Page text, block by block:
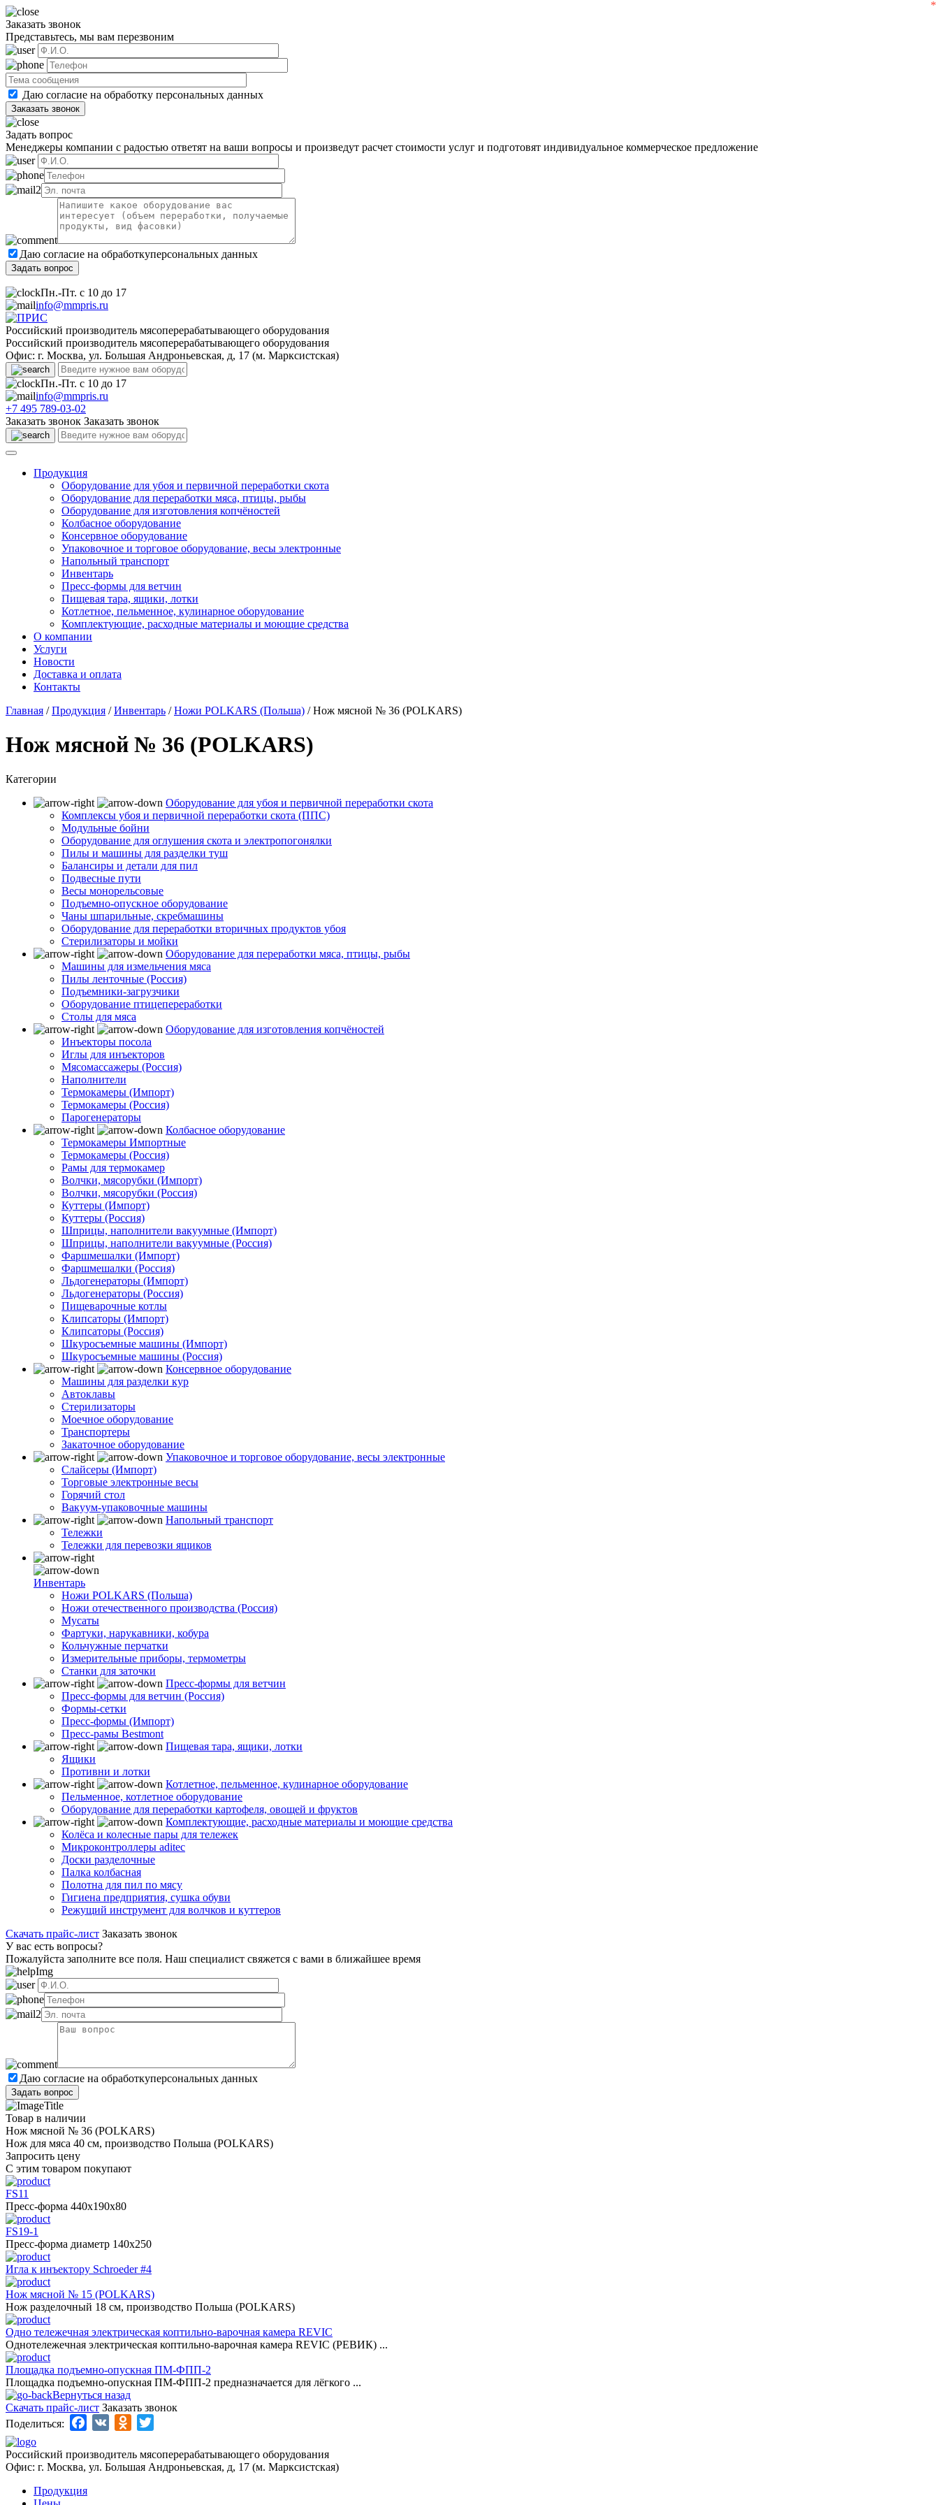
Заказать звонок
Представьтесь, мы вам перезвоним
Даю согласие на обработку персональных данных
Задать вопрос
Менеджеры компании с радостью ответят на ваши вопросы и произведут расчет стоимости услуг и подготовят индивидуальное коммерческое предложение
Даю согласие на обработкуперсональных данных
Пн.-Пт. с 10 до 17
info@mmpris.ru
Российский производитель мясоперерабатывающего оборудования
Российский производитель мясоперерабатывающего оборудования
Офис: г. Москва, ул. Большая Андроньевская, д, 17 (м. Марксистская)
Пн.-Пт. с 10 до 17
info@mmpris.ru
+7 495 789-03-02
Заказать звонок Заказать звонок
Продукция
Оборудование для убоя и первичной переработки скота
Оборудование для переработки мяса, птицы, рыбы
Оборудование для изготовления копчёностей
Колбасное оборудование
Консервное оборудование
Упаковочное и торговое оборудование, весы электронные
Напольный транспорт
Инвентарь
Пресс-формы для ветчин
Пищевая тара, ящики, лотки
Котлетное, пельменное, кулинарное оборудование
Комплектующие, расходные материалы и моющие средства
О компании
Услуги
Новости
Доставка и оплата
Контакты
Главная /Продукция /Инвентарь /Ножи POLKARS (Польша) /Нож мясной № 36 (POLKARS)
Нож мясной № 36 (POLKARS)
Категории
Оборудование для убоя и первичной переработки скота
Комплексы убоя и первичной переработки скота (ППС)
Модульные бойни
Оборудование для оглушения скота и электропогонялки
Пилы и машины для разделки туш
Балансиры и детали для пил
Подвесные пути
Весы монорельсовые
Подъемно-опускное оборудование
Чаны шпарильные, скребмашины
Оборудование для переработки вторичных продуктов убоя
Стерилизаторы и мойки
Оборудование для переработки мяса, птицы, рыбы
Машины для измельчения мяса
Пилы ленточные (Россия)
Подъемники-загрузчики
Оборудование птицепереработки
Столы для мяса
Оборудование для изготовления копчёностей
Инъекторы посола
Иглы для инъекторов
Мясомассажеры (Россия)
Наполнители
Термокамеры (Импорт)
Термокамеры (Россия)
Парогенераторы
Колбасное оборудование
Термокамеры Импортные
Термокамеры (Россия)
Рамы для термокамер
Волчки, мясорубки (Импорт)
Волчки, мясорубки (Россия)
Куттеры (Импорт)
Куттеры (Россия)
Шприцы, наполнители вакуумные (Импорт)
Шприцы, наполнители вакуумные (Россия)
Фаршмешалки (Импорт)
Фаршмешалки (Россия)
Льдогенераторы (Импорт)
Льдогенераторы (Россия)
Пищеварочные котлы
Клипсаторы (Импорт)
Клипсаторы (Россия)
Шкуросъемные машины (Импорт)
Шкуросъемные машины (Россия)
Консервное оборудование
Машины для разделки кур
Автоклавы
Стерилизаторы
Моечное оборудование
Транспортеры
Закаточное оборудование
Упаковочное и торговое оборудование, весы электронные
Слайсеры (Импорт)
Торговые электронные весы
Горячий стол
Вакуум-упаковочные машины
Напольный транспорт
Тележки
Тележки для перевозки ящиков
Инвентарь
Ножи POLKARS (Польша)
Ножи отечественного производства (Россия)
Мусаты
Фартуки, нарукавники, кобура
Кольчужные перчатки
Измерительные приборы, термометры
Станки для заточки
Пресс-формы для ветчин
Пресс-формы для ветчин (Россия)
Формы-сетки
Пресс-формы (Импорт)
Пресс-рамы Bestmont
Пищевая тара, ящики, лотки
Ящики
Противни и лотки
Котлетное, пельменное, кулинарное оборудование
Пельменное, котлетное оборудование
Оборудование для переработки картофеля, овощей и фруктов
Комплектующие, расходные материалы и моющие средства
Колёса и колесные пары для тележек
Микроконтроллеры aditec
Доски разделочные
Палка колбасная
Полотна для пил по мясу
Гигиена предприятия, сушка обуви
Режущий инструмент для волчков и куттеров
Скачать прайс-лист Заказать звонок
У вас есть вопросы?
Пожалуйста заполните все поля. Наш специалист свяжется с вами в ближайшее время
Даю согласие на обработкуперсональных данных
Товар в наличии
Нож мясной № 36 (POLKARS)
Нож для мяса 40 cм, производство Польша (POLKARS)
Запросить цену
С этим товаром покупают
FS11
Пресс-форма 440x190x80
FS19-1
Пресс-форма диаметр 140x250
Игла к инъектору Schroeder #4
Нож мясной № 15 (POLKARS)
Нож разделочный 18 cм, производство Польша (POLKARS)
Одно тележечная электрическая коптильно-варочная камера REVIC
Однотележечная электрическая коптильно-варочная камера REVIC (РЕВИК) ...
Площадка подъемно-опускная ПМ-ФПП-2
Площадка подъемно-опускная ПМ-ФПП-2 предназначается для лёгкого ...
Вернуться назад
Скачать прайс-лист Заказать звонок
Поделиться:
Facebook
VK Odnoklassniki
Российский производитель мясоперерабатывающего оборудования
Офис: г. Москва, ул. Большая Андроньевская, д, 17 (м. Марксистская)
Продукция